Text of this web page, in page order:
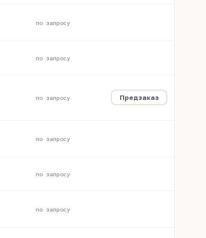
по запросу
по запросу
по запросу Предзаказ
по запросу
по запросу
по запросу